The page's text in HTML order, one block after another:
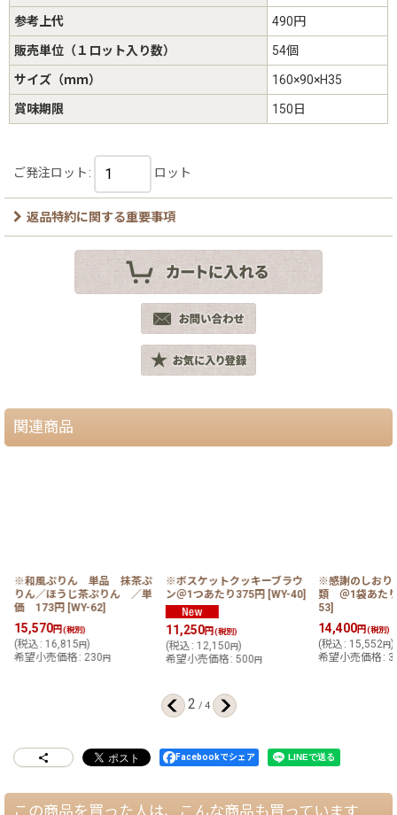
参考上代 490円
販売単位（１ロット入り数） 54個
サイズ（ｍｍ） 160×90×H35
賞味期限 150日
ご発注ロット : ロット
返品特約に関する重要事項
関連商品
※和風ぷりん 単品 抹茶ぷ
りん／ほうじ茶ぷりん ／単
価 173円 [WY-62]
15,570円(税別)
(税込: 16,815円)
希望小売価格: 230円
※ボスケットクッキーブラウ
ン＠1つあたり375円 [WY-40]
11,250円(税別)
(税込: 12,150円)
希望小売価格: 500円
※感謝のしおり
類 ＠1袋あた
53]
14,400円(税別)
(税込 : 15,552円)
希望小売価格 :
2 / 4
Facebookでシェア
この商品を買った人は、こんな商品も買っています